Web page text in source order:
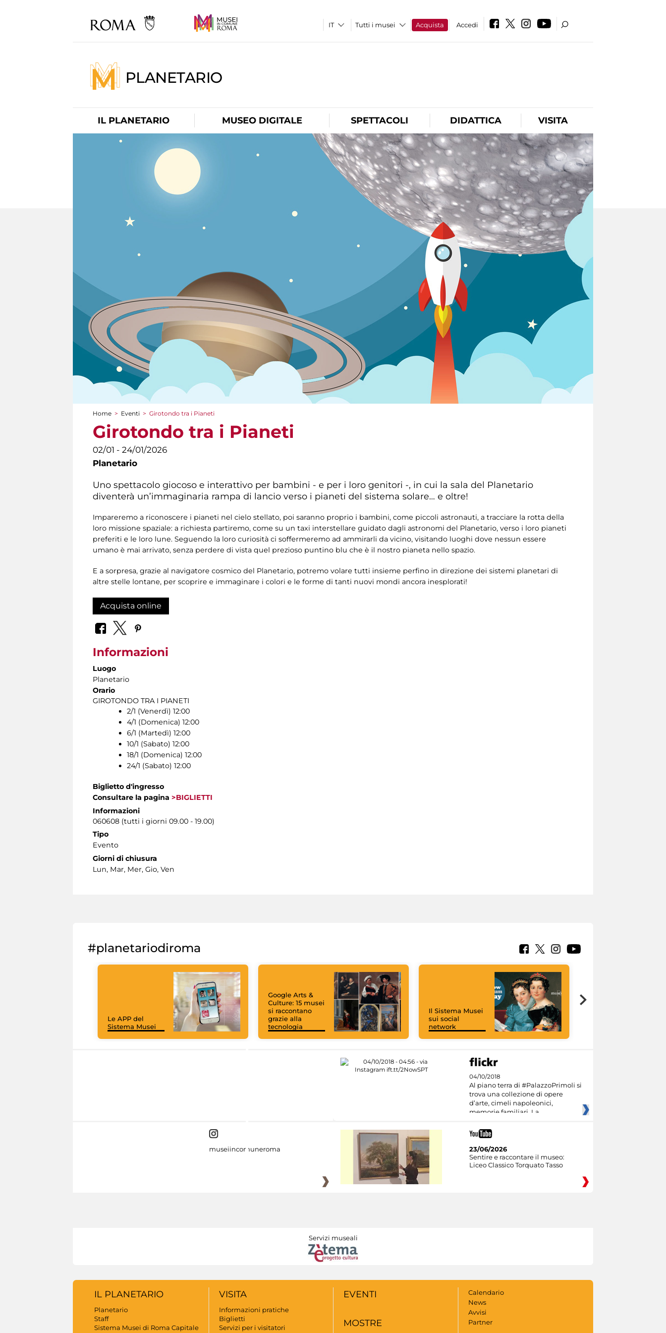
Tutti i musei Acquista Accedi
PLANETARIO
IL PLANETARIO MUSEO DIGITALE SPETTACOLI DIDATTICA VISITA
Tu sei qui
Home > Eventi > Girotondo tra i Pianeti
Girotondo tra i Pianeti
02/01 - 24/01/2026
Planetario
Uno spettacolo giocoso e interattivo per bambini - e per i loro genitori -, in cui la sala del Planetario
diventerà un’immaginaria rampa di lancio verso i pianeti del sistema solare… e oltre!
Impareremo a riconoscere i pianeti nel cielo stellato, poi saranno proprio i bambini, come piccoli astronauti, a tracciare la rotta della
loro missione spaziale: a richiesta partiremo, come su un taxi interstellare guidato dagli astronomi del Planetario, verso i loro pianeti
preferiti e le loro lune. Seguendo la loro curiosità ci soffermeremo ad ammirarli da vicino, visitando luoghi dove nessun essere
umano è mai arrivato, senza perdere di vista quel prezioso puntino blu che è il nostro pianeta nello spazio.
E a sorpresa, grazie al navigatore cosmico del Planetario, potremo volare tutti insieme perfino in direzione dei sistemi planetari di
altre stelle lontane, per scoprire e immaginare i colori e le forme di tanti nuovi mondi ancora inesplorati!
Acquista online
Informazioni
Luogo
Planetario
Orario
GIROTONDO TRA I PIANETI
2/1 (Venerdì) 12:00
4/1 (Domenica) 12:00
6/1 (Martedì) 12:00
10/1 (Sabato) 12:00
18/1 (Domenica) 12:00
24/1 (Sabato) 12:00
Biglietto d'ingresso
Consultare la pagina >BIGLIETTI
Informazioni
060608 (tutti i giorni 09.00 - 19.00)
Tipo
Evento
Giorni di chiusura
Lun, Mar, Mer, Gio, Ven
#planetariodiroma
Le APP del
Sistema Musei
Google Arts &
Culture: 15 musei
si raccontano
grazie alla
tecnologia
Il Sistema Musei
sui social
network
04/10/2018
Al piano terra di #PalazzoPrimoli si
trova una collezione di opere
d’arte, cimeli napoleonici,
memorie familiari. La
museiincomuneroma
23/06/2026
Sentire e raccontare il museo:
Liceo Classico Torquato Tasso
Servizi museali
IL PLANETARIO
Planetario
Staff
Sistema Musei di Roma Capitale
VISITA
Informazioni pratiche
Biglietti
Servizi per i visitatori
EVENTI
MOSTRE
Calendario
News
Avvisi
Partner